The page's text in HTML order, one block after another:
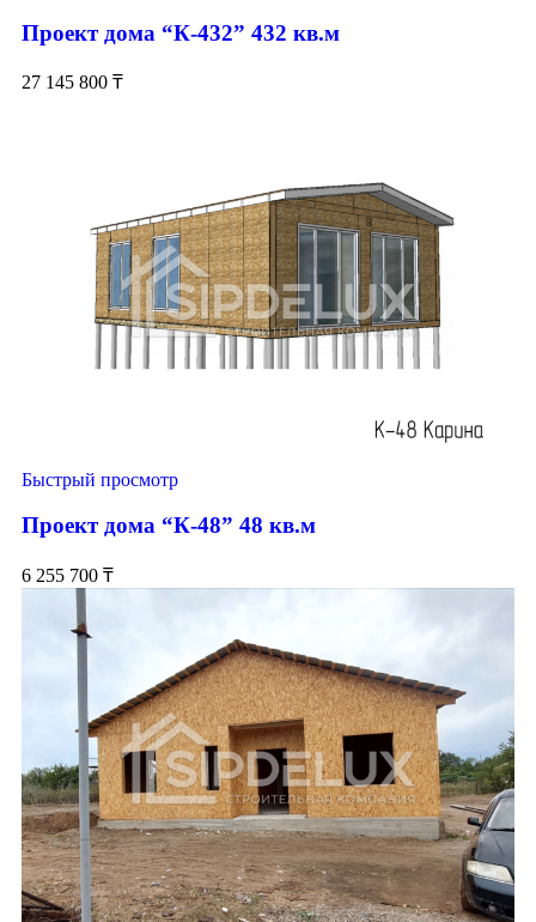
Проект дома “К-432” 432 кв.м
27 145 800 ₸
Быстрый просмотр
Проект дома “К-48” 48 кв.м
6 255 700 ₸